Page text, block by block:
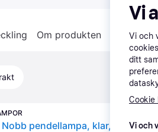
Om produkten
pendellampa, klar, Ø22 cm
Vi
Vi och
ditt
Cookie
Vi och